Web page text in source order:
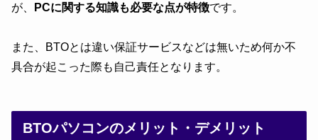
が、
PCに関する知識も必要な点が特徴です。
また、BTOとは違い保証サービスなどは無いため何か不
具合が起こった際も自己責任となります。
BTOパソコンのメリット・デメリット